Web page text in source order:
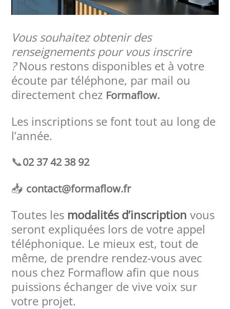
Vous souhaitez obtenir des
renseignements pour vous inscrire
?Nous restons disponibles et à votre
écoute par téléphone, par mail ou
directement chez Formaflow.
Les inscriptions se font tout au long de
l’année.
📞02 37 42 38 92
📥 contact@formaflow.fr
Toutes les modalités d’inscription vous
seront expliquées lors de votre appel
téléphonique. Le mieux est, tout de
même, de prendre rendez-vous avec
nous chez Formaflow afin que nous
puissions échanger de vive voix sur
votre projet.